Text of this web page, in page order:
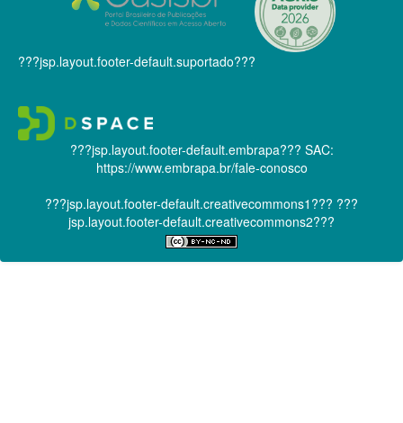
???jsp.layout.footer-default.suportado???
???jsp.layout.footer-default.embrapa??? SAC:
https://www.embrapa.br/fale-conosco
???jsp.layout.footer-default.creativecommons1??? ???
jsp.layout.footer-default.creativecommons2???